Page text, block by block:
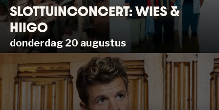
SLOTTUINCONCERT: WIES &
HIIGO
donderdag 20 augustus